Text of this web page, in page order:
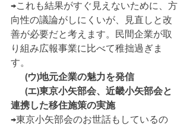
→これも結果がすぐ見えないために、方
向性の議論がしにくいが、見直しと改
善が必要だと考えます。民間企業が取
り組み広報事業に比べて稚拙過ぎま
す。
  　(ウ)地元企業の魅力を発信
連携した移住施策の実施
→東京小矢部会のお世話もしているの